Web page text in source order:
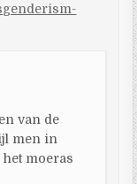
van de
men in
moeras